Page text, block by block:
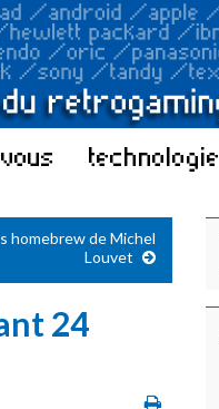
technologie
homebrew de Michel
Louvet
24